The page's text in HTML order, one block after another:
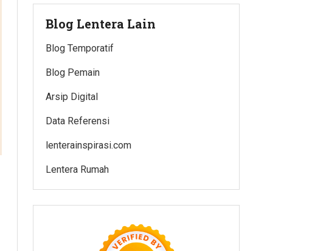
Blog Lentera Lain
Blog Temporatif
Blog Pemain
Arsip Digital
Data Referensi
lenterainspirasi.com
Lentera Rumah